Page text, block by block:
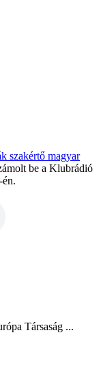
szakértő magyar
be a Klubrádió
Társaság ...